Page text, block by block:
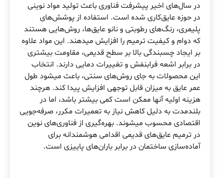
در سال‌های اخیر پیشرفت فناوری باعث تولید مواد نوینی
در حوزه عایق‌کاری شده است. استفاده از پوشش‌های
پلیمری، رنگ‌های رطوبتی و نانو عایق‌ها، روش‌هایی هستند
که دوام و کیفیت ترمیم را افزایش میدهند. این مواد علاوه
بر ایجاد چسبندگی بالا بر سطح قدیمی، مقاومت بیشتری
در برابر اشعه فرابنفش و تغییرات دمایی دارند. انتخاب
این محصولات به جای روش‌های سنتی، باعث میشود طول
عمر عایق به میزان قابل توجهی افزایش پیدا کند. هرچند
هزینه اولیه آنها ممکن است کمی بیشتر باشد، اما در
بلندمدت به دلیل کاهش نیاز به تعمیرات مکرر، صرفه‌جویی
اقتصادی محسوب میشوند. بهره‌گیری از فناوری‌های نوین
در ترمیم عایق‌های قدیمی اقدامی هوشمندانه برای
آماده‌سازی ساختمان در برابر باران‌های پاییزی است.